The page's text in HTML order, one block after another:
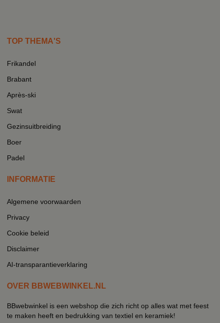
TOP THEMA'S
Frikandel
Brabant
Après-ski
Swat
Gezinsuitbreiding
Boer
Padel
INFORMATIE
Algemene voorwaarden
Privacy
Cookie beleid
Disclaimer
AI-transparantieverklaring
OVER BBWEBWINKEL.NL
BBwebwinkel is een webshop die zich richt op alles wat met feest
te maken heeft en bedrukking van textiel en keramiek!